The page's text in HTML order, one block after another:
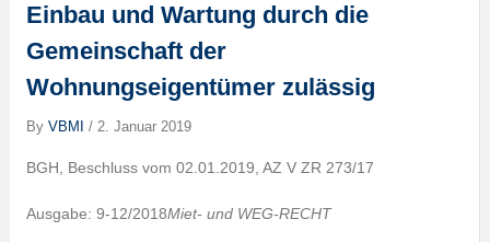
Einbau und Wartung durch die
Gemeinschaft der
Wohnungseigentümer zulässig
By VBMI / 2. Januar 2019
BGH, Beschluss vom 02.01.2019, AZ V ZR 273/17
Ausgabe: 9-12/2018Miet- und WEG-RECHT